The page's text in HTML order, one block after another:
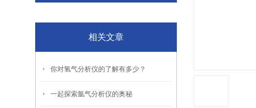
相关文章
你对氢气分析仪的了解有多少？
一起探索氩气分析仪的奥秘